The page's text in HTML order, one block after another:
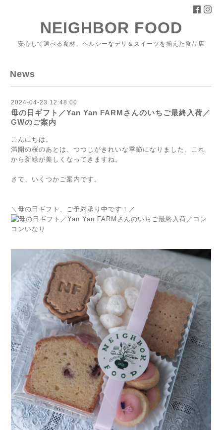
NEIGHBOR FOOD
安心して選べる食材、ヘルシーなデリ＆スイーツを揃えた食品店
News
2024-04-23 12:48:00
母の日ギフト／Yan Yan FARMさんのいちご最終入荷／
GWのご案内
こんにちは。
満開の桜のあとは、つつじがきれいな季節になりました。これ
から新緑が美しくなってきますね。
さて、いくつかご案内です。
＼母の日ギフト、ご予約承り中です！／